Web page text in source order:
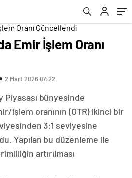
Emir İşlem Oranı
2 Mart 2026 07:22
Piyasası bünyesinde
işlem oranının (OTR) ikinci bir
3:1 seviyesine
Yapılan bu düzenleme ile
artırılması